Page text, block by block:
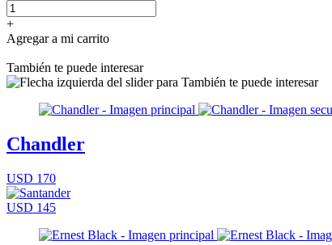
+
Agregar a mi carrito
También te puede interesar
Chandler
USD 170
USD 145